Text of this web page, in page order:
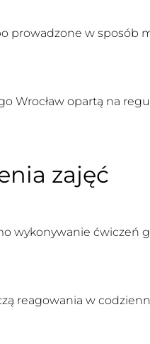
prowadzone w sposób
Wrocław opartą na
zajęć
wykonywanie ćwiczeń
reagowania w